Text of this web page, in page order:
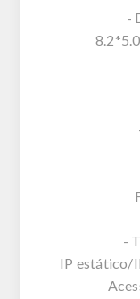
-
-
IP estático/